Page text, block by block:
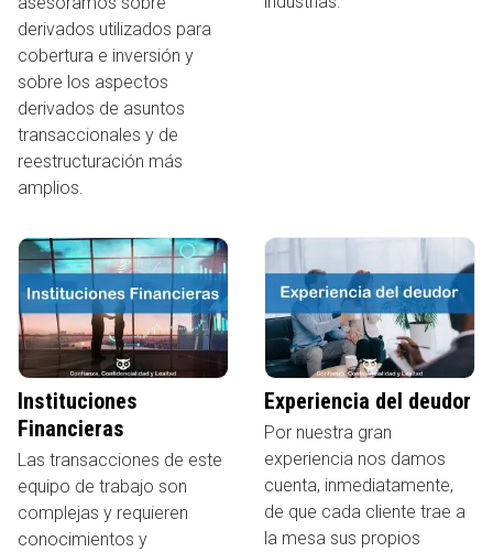
derivados utilizados para
cobertura e inversión y
sobre los aspectos
derivados de asuntos
transaccionales y de
reestructuración más
amplios.
Instituciones
Financieras
Las transacciones de este
equipo de trabajo son
complejas y requieren
conocimientos y
Experiencia del deudor
Por nuestra gran
experiencia nos damos
cuenta, inmediatamente,
de que cada cliente trae a
la mesa sus propios